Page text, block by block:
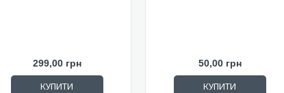
299,00 грн
КУПИТИ
50,00 грн
КУПИТИ